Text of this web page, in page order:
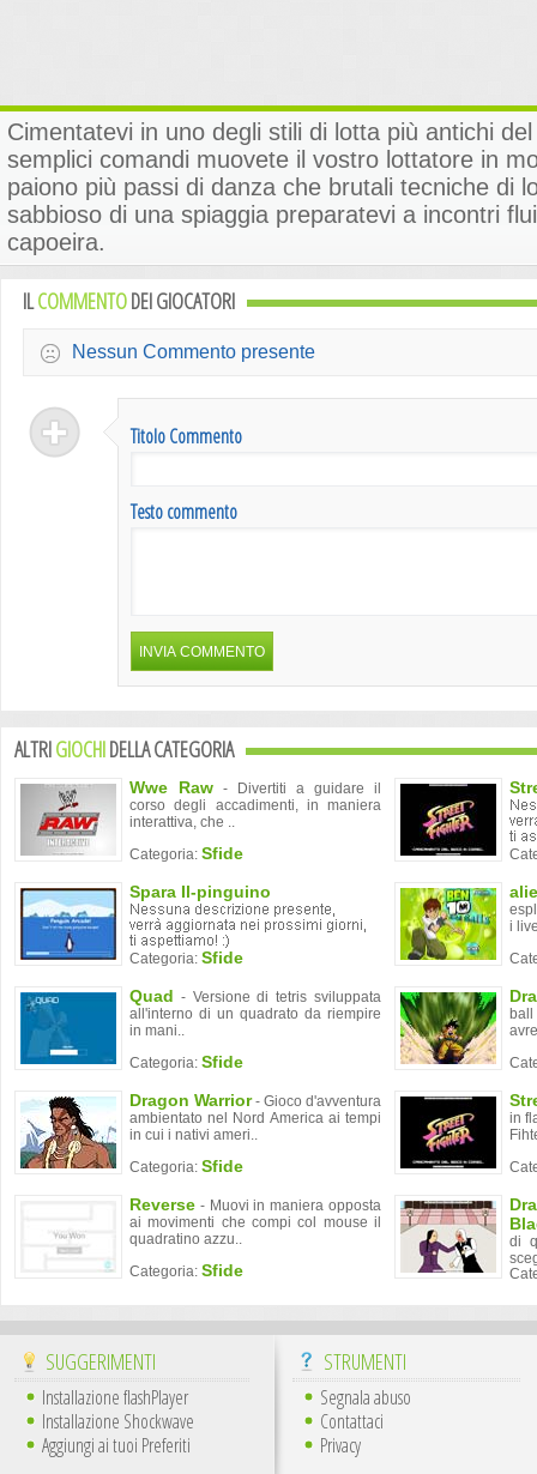
Cimentatevi in uno degli stili di lotta più antichi
semplici comandi muovete il vostro lottatore in
paiono più passi di danza che brutali tecniche di
sabbioso di una spiaggia preparatevi a incontri
capoeira.
ILCOMMENTODEI GIOCATORI
Nessun Commento presente
Titolo Commento
Testo commento
ALTRIGIOCHIDELLA CATEGORIA
Wwe Raw - Divertiti a guidare il
corso degli accadimenti, in maniera
interattiva, che ..
Categoria: Sfide
Spara Il-pinguino
Categoria: Sfide
i
Quad - Versione di tetris sviluppata
all'interno di un quadrato da riempire
in mani..
Categoria: Sfide
Dragon Warrior- Gioco d'avventura
ambientato nel Nord America ai tempi
in cui i nativi ameri..
Categoria: Sfide
in
Reverse - Muovi in maniera opposta
ai movimenti che compi col mouse il
quadratino azzu..
Categoria: Sfide
di
SUGGERIMENTI
Installazione flashPlayer
Installazione Shockwave
Aggiungi ai tuoi Preferiti
STRUMENTI
Segnala abuso
Contattaci
Privacy